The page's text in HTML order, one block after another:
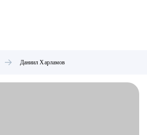
Даниил Харламов